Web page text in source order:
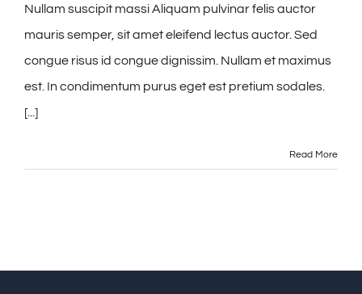
Nullam suscipit massi Aliquam pulvinar felis auctor
mauris semper, sit amet eleifend lectus auctor. Sed
congue risus id congue dignissim. Nullam et maximus
est. In condimentum purus eget est pretium sodales.
[...]
Read More